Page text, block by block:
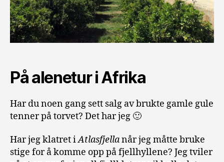
På alenetur i Afrika
Har du noen gang sett salg av brukte gamle gule
tenner på torvet? Det har jeg 🙂
Har jeg klatret iAtlasfjellanår jeg måtte bruke
stige for å komme opp på fjellhyllene? Jeg tviler